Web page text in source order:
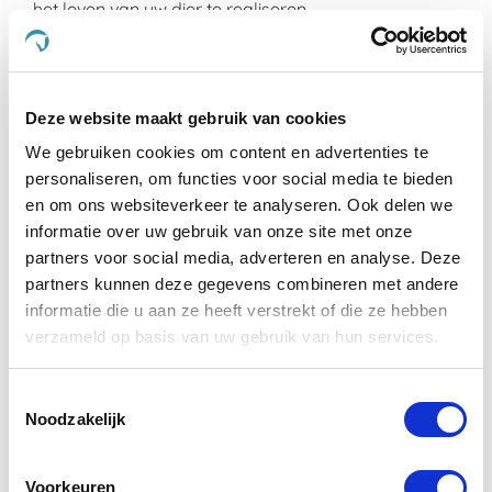
Deze website maakt gebruik van cookies
We gebruiken cookies om content en advertenties te
personaliseren, om functies voor social media te bieden
en om ons websiteverkeer te analyseren. Ook delen we
informatie over uw gebruik van onze site met onze
partners voor social media, adverteren en analyse. Deze
partners kunnen deze gegevens combineren met andere
informatie die u aan ze heeft verstrekt of die ze hebben
verzameld op basis van uw gebruik van hun services.
Noodzakelijk
Voorkeuren
het leven van uw dier te realiseren.
Kies voor de kwaliteit van De Paardendrogist en
Dursy Dog en ervaar zelf de voordelen van onze
verdient immers niets minder dan het beste, en dat is
precies wat wij bieden.
Wat maakt De Paardendrogist uniek in
de markt voor paardensupplementen?
De Paardendrogist onderscheidt zich door zijn
toewijding aan kwaliteit en innovatie in de
gezondheidszorg van paarden. Met jarenlange
ervaring en een diepe kennis van paardenvoeding
en -welzijn, ontwikkelt De Paardendrogist
specifieke behoeften van paarden. Van verbetering
zorgvuldig geselecteerde ingrediënten om